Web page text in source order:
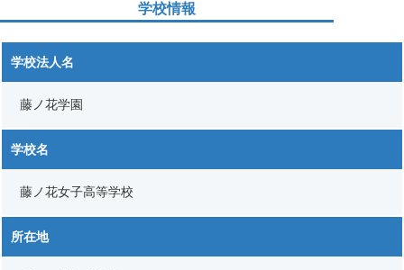
学校情報
学校法人名
藤ノ花学園
学校名
藤ノ花女子高等学校
所在地